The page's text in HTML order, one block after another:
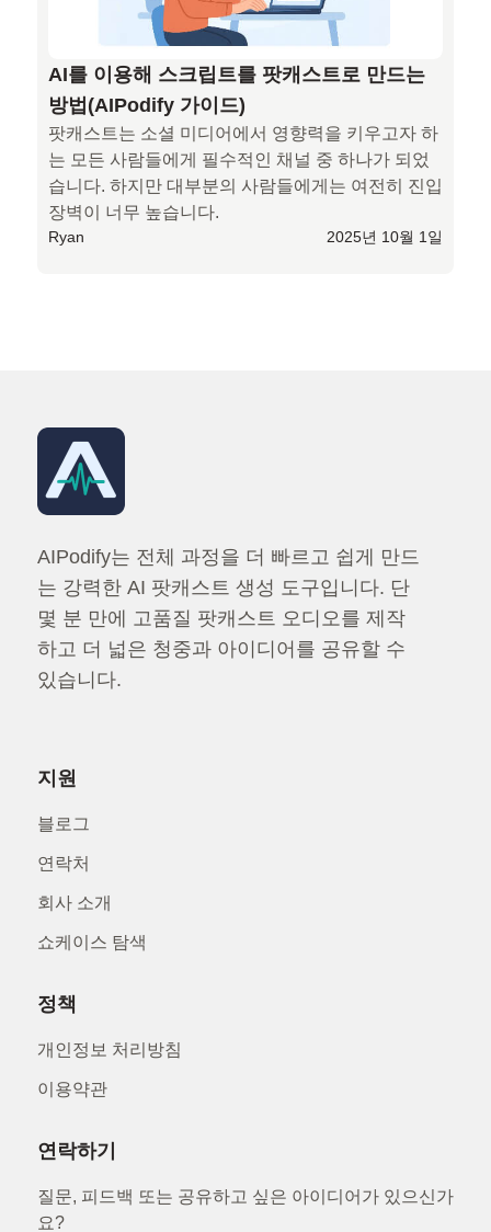
AI를 이용해 스크립트를 팟캐스트로 만드는
방법(AIPodify 가이드)
팟캐스트는 소셜 미디어에서 영향력을 키우고자 하
는 모든 사람들에게 필수적인 채널 중 하나가 되었
습니다. 하지만 대부분의 사람들에게는 여전히 진입
장벽이 너무 높습니다.
Ryan 2025년 10월 1일
AIPodify는 전체 과정을 더 빠르고 쉽게 만드
는 강력한 AI 팟캐스트 생성 도구입니다. 단
몇 분 만에 고품질 팟캐스트 오디오를 제작
하고 더 넓은 청중과 아이디어를 공유할 수
있습니다.
지원
블로그
연락처
회사 소개
쇼케이스 탐색
정책
개인정보 처리방침
이용약관
연락하기
질문, 피드백 또는 공유하고 싶은 아이디어가 있으신가
요?